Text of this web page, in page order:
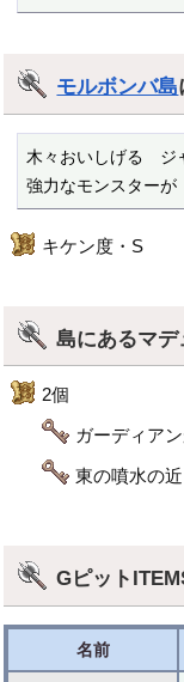
モルボンバ島
木々おいしげる　ジ
強力なモンスターが
キケン度・S
島にあるマ
2個
ガーディア
東の噴水の
Gピット
名前